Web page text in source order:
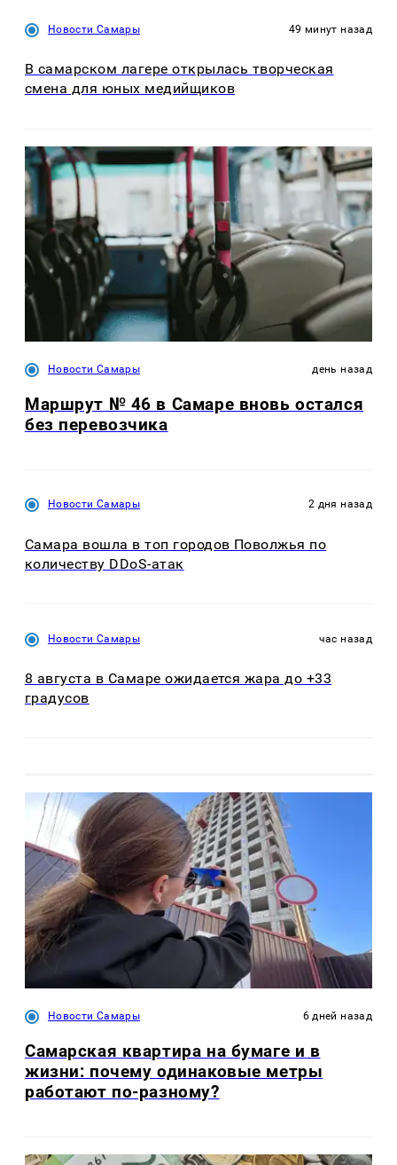
Новости Самары 49 минут назад
В самарском лагере открылась творческая
смена для юных медийщиков
Новости Самары день назад
Маршрут № 46 в Самаре вновь остался
без перевозчика
Новости Самары 2 дня назад
Самара вошла в топ городов Поволжья по
количеству DDoS-атак
Новости Самары час назад
8 августа в Самаре ожидается жара до +33
градусов
Новости Самары 6 дней назад
Самарская квартира на бумаге и в
жизни: почему одинаковые метры
работают по-разному?